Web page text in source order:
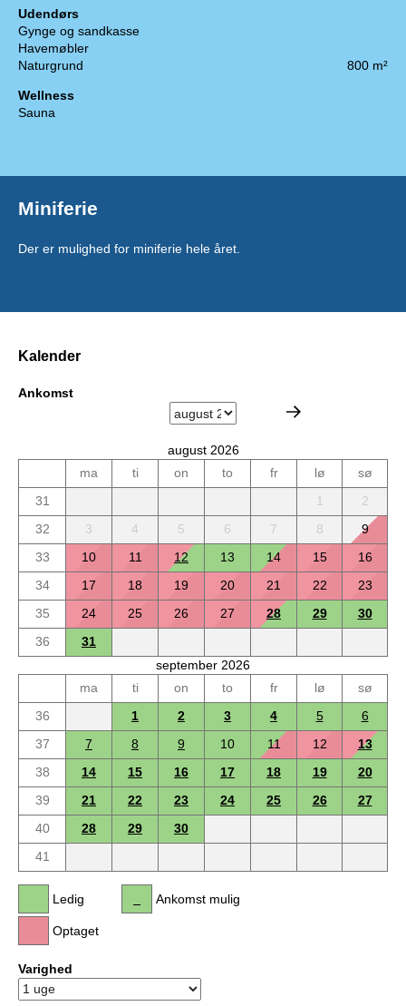
Udendørs
Gynge og sandkasse
Havemøbler
Naturgrund
800 m²
Wellness
Sauna
Miniferie
Der er mulighed for miniferie hele året.
Kalender
Ankomst
august 2026
ma
ti on to fr lø
sø
31
1
2
32
3 4 5 6 7 8
9
33
10 11 12 13 14 15
16
34
17 18 19 20 21 22
23
35
24 25 26 27 28 29
30
36
31
september 2026
ma
ti on to fr lø
sø
36
1 2 3 4 5
6
37
7 8 9 10 11 12
13
38
14 15 16 17 18 19
20
39
21 22 23 24 25 26
27
40
28 29
30
41
Ledig
Optaget
Ankomst mulig
Varighed